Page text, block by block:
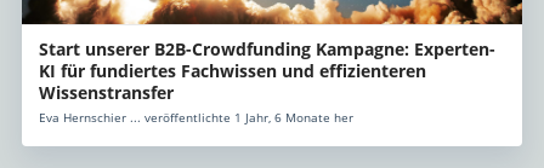
Start unserer B2B-Crowdfunding Kampagne: Experten-
KI für fundiertes Fachwissen und effizienteren
Wissenstransfer
Eva Hernschier ... veröffentlichte 1 Jahr, 6 Monate her